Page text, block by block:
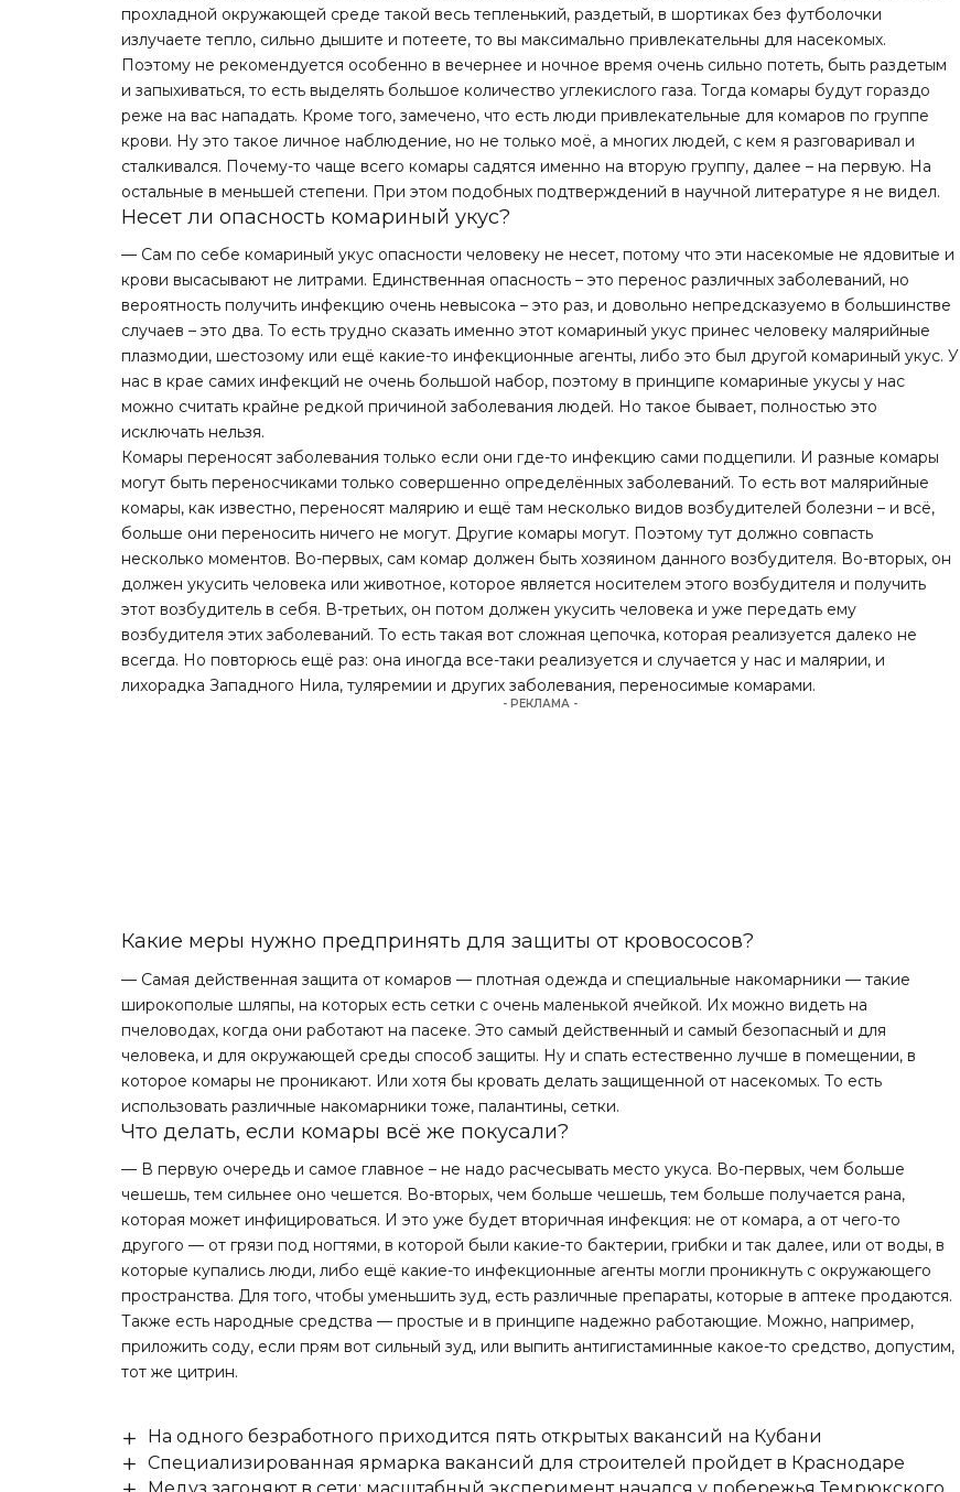
прохладной окружающей среде такой весь тепленький, раздетый, в шортиках без футболочки
излучаете тепло, сильно дышите и потеете, то вы максимально привлекательны для насекомых.
Поэтому не рекомендуется особенно в вечернее и ночное время очень сильно потеть, быть раздетым
и запыхиваться, то есть выделять большое количество углекислого газа. Тогда комары будут гораздо
реже на вас нападать. Кроме того, замечено, что есть люди привлекательные для комаров по группе
крови. Ну это такое личное наблюдение, но не только моё, а многих людей, с кем я разговаривал и
сталкивался. Почему-то чаще всего комары садятся именно на вторую группу, далее – на первую. На
остальные в меньшей степени. При этом подобных подтверждений в научной литературе я не видел.
Несет ли опасность комариный укус?
— Сам по себе комариный укус опасности человеку не несет, потому что эти насекомые не ядовитые и
крови высасывают не литрами. Единственная опасность – это перенос различных заболеваний, но
вероятность получить инфекцию очень невысока – это раз, и довольно непредсказуемо в большинстве
случаев – это два. То есть трудно сказать именно этот комариный укус принес человеку малярийные
плазмодии, шестозому или ещё какие-то инфекционные агенты, либо это был другой комариный укус. У
нас в крае самих инфекций не очень большой набор, поэтому в принципе комариные укусы у нас
можно считать крайне редкой причиной заболевания людей. Но такое бывает, полностью это
исключать нельзя.
Комары переносят заболевания только если они где-то инфекцию сами подцепили. И разные комары
могут быть переносчиками только совершенно определённых заболеваний. То есть вот малярийные
комары, как известно, переносят малярию и ещё там несколько видов возбудителей болезни – и всё,
больше они переносить ничего не могут. Другие комары могут. Поэтому тут должно совпасть
несколько моментов. Во-первых, сам комар должен быть хозяином данного возбудителя. Во-вторых, он
должен укусить человека или животное, которое является носителем этого возбудителя и получить
этот возбудитель в себя. В-третьих, он потом должен укусить человека и уже передать ему
возбудителя этих заболеваний. То есть такая вот сложная цепочка, которая реализуется далеко не
всегда. Но повторюсь ещё раз: она иногда все-таки реализуется и случается у нас и малярии, и
лихорадка Западного Нила, туляремии и других заболевания, переносимые комарами.
- РЕКЛАМА -
Какие меры нужно предпринять для защиты от кровососов?
— Самая действенная защита от комаров — плотная одежда и специальные накомарники — такие
широкополые шляпы, на которых есть сетки с очень маленькой ячейкой. Их можно видеть на
пчеловодах, когда они работают на пасеке. Это самый действенный и самый безопасный и для
человека, и для окружающей среды способ защиты. Ну и спать естественно лучше в помещении, в
которое комары не проникают. Или хотя бы кровать делать защищенной от насекомых. То есть
использовать различные накомарники тоже, палантины, сетки.
Что делать, если комары всё же покусали?
— В первую очередь и самое главное – не надо расчесывать место укуса. Во-первых, чем больше
чешешь, тем сильнее оно чешется. Во-вторых, чем больше чешешь, тем больше получается рана,
которая может инфицироваться. И это уже будет вторичная инфекция: не от комара, а от чего-то
другого — от грязи под ногтями, в которой были какие-то бактерии, грибки и так далее, или от воды, в
которые купались люди, либо ещё какие-то инфекционные агенты могли проникнуть с окружающего
пространства. Для того, чтобы уменьшить зуд, есть различные препараты, которые в аптеке продаются.
Также есть народные средства — простые и в принципе надежно работающие. Можно, например,
приложить соду, если прям вот сильный зуд, или выпить антигистаминные какое-то средство, допустим,
тот же цитрин.
На одного безработного приходится пять открытых вакансий на Кубани
Специализированная ярмарка вакансий для строителей пройдет в Краснодаре